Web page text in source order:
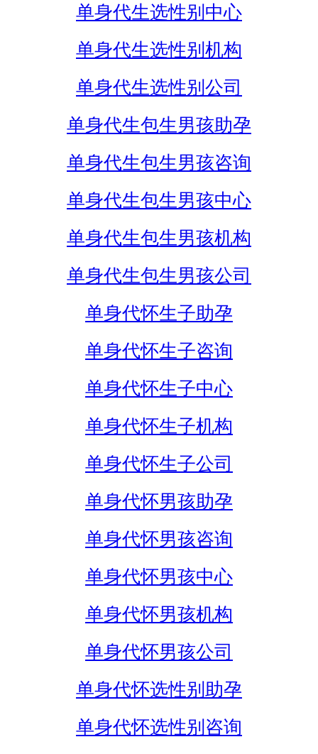
单身代生选性别中心
单身代生选性别机构
单身代生选性别公司
单身代生包生男孩助孕
单身代生包生男孩咨询
单身代生包生男孩中心
单身代生包生男孩机构
单身代生包生男孩公司
单身代怀生子助孕
单身代怀生子咨询
单身代怀生子中心
单身代怀生子机构
单身代怀生子公司
单身代怀男孩助孕
单身代怀男孩咨询
单身代怀男孩中心
单身代怀男孩机构
单身代怀男孩公司
单身代怀选性别助孕
单身代怀选性别咨询